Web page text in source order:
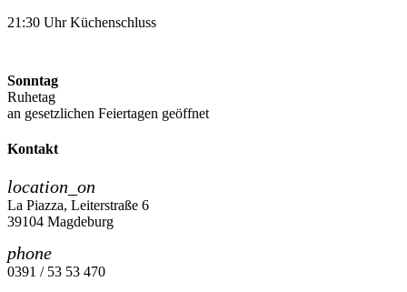
21:30 Uhr Küchenschluss
Sonntag
Ruhetag
an gesetzlichen Feiertagen geöffnet
Kontakt
location_on
La Piazza, Leiterstraße 6
39104 Magdeburg
phone
0391 / 53 53 470